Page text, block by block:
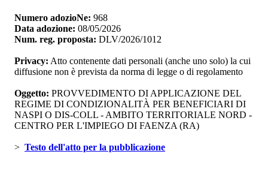
Numero adozioNe: 968
Data adozione: 08/05/2026
Num. reg. proposta: DLV/2026/1012
Privacy: Atto contenente dati personali (anche uno solo) la cui
diffusione non è prevista da norma di legge o di regolamento
Oggetto: PROVVEDIMENTO DI APPLICAZIONE DEL
REGIME DI CONDIZIONALITÀ PER BENEFICIARI DI
NASPI O DIS-COLL - AMBITO TERRITORIALE NORD -
CENTRO PER L'IMPIEGO DI FAENZA (RA)
> Testo dell'atto per la pubblicazione